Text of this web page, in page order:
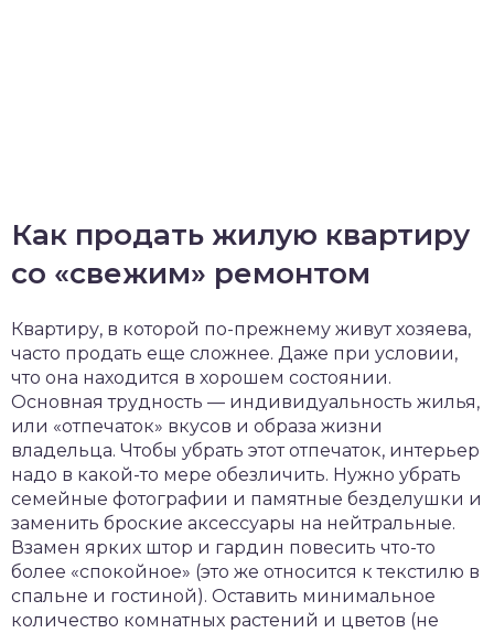
Как продать жилую квартиру
со «свежим» ремонтом
Квартиру, в которой по-прежнему живут хозяева,
часто продать еще сложнее. Даже при условии,
что она находится в хорошем состоянии.
Основная трудность — индивидуальность жилья,
или «отпечаток» вкусов и образа жизни
владельца. Чтобы убрать этот отпечаток, интерьер
надо в какой-то мере обезличить. Нужно убрать
семейные фотографии и памятные безделушки и
заменить броские аксессуары на нейтральные.
Взамен ярких штор и гардин повесить что-то
более «спокойное» (это же относится к текстилю в
спальне и гостиной). Оставить минимальное
количество комнатных растений и цветов (не